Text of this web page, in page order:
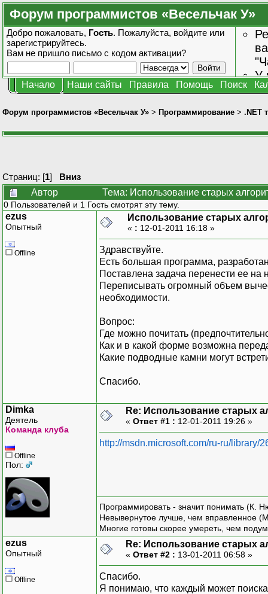
Форум программистов «Весельчак У»
Добро пожаловать, Гость. Пожалуйста, войдите или
зарегистрируйтесь.
Вам не пришло письмо с кодом активации?
У
Начало Наши сайты Правила Помощь Поиск
Форум программистов «Весельчак У» > Программирование > .NET
Страниц: [1] Вниз
Автор
Тема: Использование старых
0 Пользователей и 1 Гость смотрят эту тему.
ezus
Опытный
Offline
Использование старых
« : 12-01-2011 16:18 »
Здравствуйте.
Есть большая программа,
Поставлена задача перенести ее
Переписывать огромный объем
необходимости.
Вопрос:
Где можно почитать
Как и в какой форме возможна
Какие подводные камни могут
Спасибо.
Dimka
Деятель
Команда клуба
Offline
Пол:
Re: Использование старых
« Ответ #1 : 12-01-2011 19:26 »
http://msdn.microsoft.com/ru-ru/library/
Программировать - значит понимать (К.
Невывернутое лучше, чем вправленное
Многие готовы скорее умереть, чем
ezus
Опытный
Offline
Re: Использование старых
« Ответ #2 : 13-01-2011 06:58 »
Спасибо.
Я понимаю, что каждый может